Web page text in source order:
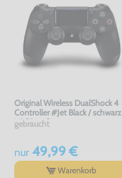
Original Wireless DualShock 4
Controller #Jet Black / schwarz
V2 [Sony]
gebraucht
nur49,99 €
Warenkorb